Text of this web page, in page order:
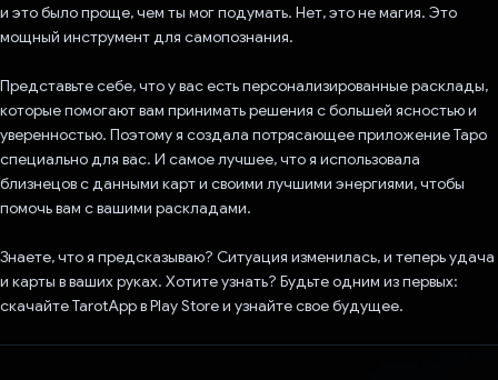
и это было проще, чем ты мог подумать. Нет, это не магия. Это
мощный инструмент для самопознания.
Представьте себе, что у вас есть персонализированные расклады,
которые помогают вам принимать решения с большей ясностью и
уверенностью. Поэтому я создала потрясающее приложение Таро
специально для вас. И самое лучшее, что я использовала
близнецов с данными карт и своими лучшими энергиями, чтобы
помочь вам с вашими раскладами.
Знаете, что я предсказываю? Ситуация изменилась, и теперь удача
и карты в ваших руках. Хотите узнать? Будьте одним из первых:
скачайте TarotApp в Play Store и узнайте свое будущее.